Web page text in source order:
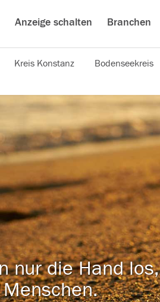
Anzeige schalten Branchen
Kreis Konstanz Bodenseekreis
nur die Hand los,